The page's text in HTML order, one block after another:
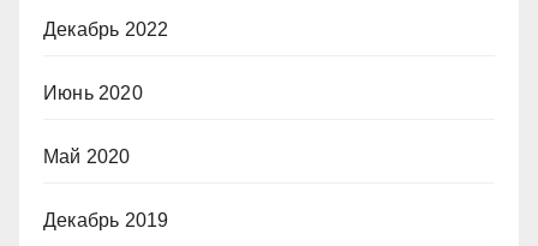
Декабрь 2022
Июнь 2020
Май 2020
Декабрь 2019